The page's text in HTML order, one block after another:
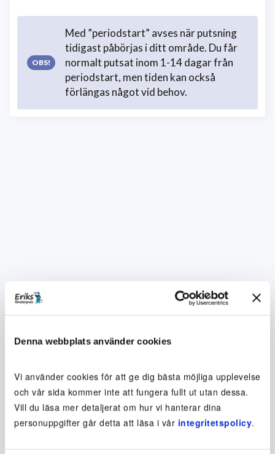
Denna webbplats använder cookies
Vi använder cookies för att ge dig bästa möjliga upplevelse
och vår sida kommer inte att fungera fullt ut utan dessa.
Vill du läsa mer detaljerat om hur vi hanterar dina
personuppgifter går detta att läsa i vår integritetspolicy.
Med ”periodstart” avses när putsning
tidigast påbörjas i ditt område. Du får
normalt putsat inom 1-14 dagar från
periodstart, men tiden kan också
förlängas något vid behov.